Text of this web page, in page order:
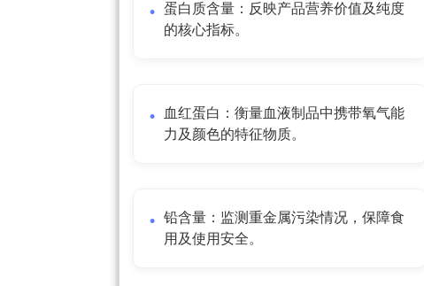
蛋白质含量：反映产品营养价值及纯度
的核心指标。
血红蛋白：衡量血液制品中携带氧气能
力及颜色的特征物质。
铅含量：监测重金属污染情况，保障食
用及使用安全。